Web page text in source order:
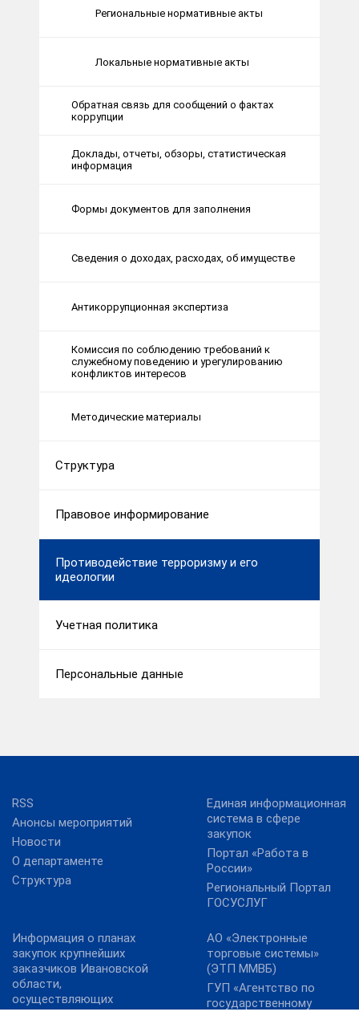
Региональные нормативные акты
Локальные нормативные акты
Обратная связь для сообщений о фактах
коррупции
Доклады, отчеты, обзоры, статистическая
информация
Формы документов для заполнения
Сведения о доходах, расходах, об имуществе
Антикоррупционная экспертиза
Комиссия по соблюдению требований к
служебному поведению и урегулированию
конфликтов интересов
Методические материалы
Структура
Правовое информирование
Противодействие терроризму и его
идеологии
Учетная политика
Персональные данные
RSS
Анонсы мероприятий
Новости
О департаменте
Структура
Единая информационная
система в сфере
закупок
Портал «Работа в
России»
Региональный Портал
ГОСУСЛУГ
Информация о планах
закупок крупнейших
заказчиков Ивановской
области,
осуществляющих
закупки в соответствии
АО «Электронные
торговые системы»
(ЭТП ММВБ)
ГУП «Агентство по
государственному